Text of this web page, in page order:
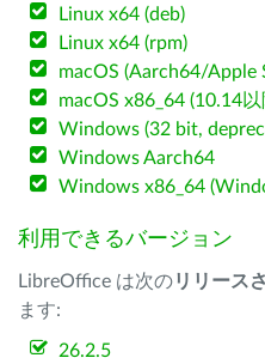
Linux x64 (deb)
Linux x64 (rpm)
macOS (Aarch64/Apple
macOS x86_64 (10.14以
Windows (32 bit,
Windows Aarch64
Windows x86_64
利用できるバージョン
LibreOffice は次のリリース
ます:
26.2.5